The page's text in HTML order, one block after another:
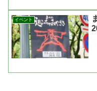
イベント